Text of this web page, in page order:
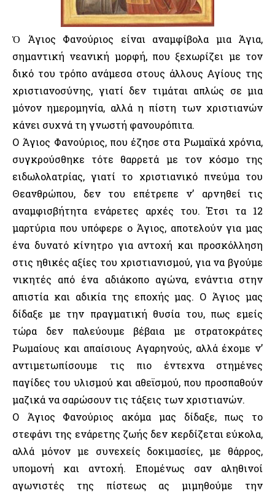
Ὁ Άγιος Φανούριος είναι αναμφίβολα μια Άγια,
σημαντική νεανική μορφή, που ξεχωρίζει με τον
δικό του τρόπο ανάμεσα στους άλλους Αγίους της
χριστιανοσύνης, γιατί δεν τιμάται απλώς σε μια
μόνον ημερομηνία, αλλά η πίστη των χριστιανών
κάνει συχνά τη γνωστή φανουρόπιτα.
Ο Άγιος Φανούριος, που έζησε στα Ρωμαϊκά χρόνια,
συγκρούσθηκε τότε θαρρετά με τον κόσμο της
ειδωλολατρίας, γιατί το χριστιανικό πνεύμα του
Θεανθρώπου, δεν του επέτρεπε ν’ αρνηθεί τις
αναμφισβήτητα ενάρετες αρχές του. Έτσι τα 12
μαρτύρια που υπόφερε ο Άγιος, αποτελούν για μας
ένα δυνατό κίνητρο για αντοχή και προσκόλληση
στις ηθικές αξίες του χριστιανισμού, για να βγούμε
νικητές από ένα αδιάκοπο αγώνα, ενάντια στην
απιστία και αδικία της εποχής μας. Ο Άγιος μας
δίδαξε με την πραγματική θυσία του, πως εμείς
τώρα δεν παλεύουμε βέβαια με στρατοκράτες
Ρωμαίους και απαίσιους Αγαρηνούς, αλλά έχομε ν’
αντιμετωπίσουμε τις πιο έντεχνα στημένες
παγίδες του υλισμού και αθεϊσμού, που προσπαθούν
μαζικά να σαρώσουν τις τάξεις των χριστιανών.
Ο Άγιος Φανούριος ακόμα μας δίδαξε, πως το
στεφάνι της ενάρετης ζωής δεν κερδίζεται εύκολα,
αλλά μόνον με συνεχείς δοκιμασίες, με θάρρος,
υπομονή και αντοχή. Επομένως σαν αληθινοί
αγωνιστές της πίστεως ας μιμηθούμε την